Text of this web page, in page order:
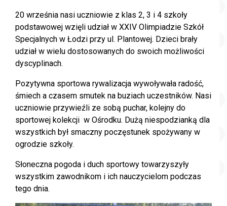
20 września nasi uczniowie z klas 2, 3 i 4 szkoły
podstawowej wzięli udział w XXIV Olimpiadzie Szkół
Specjalnych w Łodzi przy ul. Plantowej. Dzieci brały
udział w wielu dostosowanych do swoich możliwości
dyscyplinach.
Pozytywna sportowa rywalizacja wywoływała radość,
śmiech a czasem smutek na buziach uczestników. Nasi
uczniowie przywieźli ze sobą puchar, kolejny do
sportowej kolekcji w Ośrodku. Dużą niespodzianką dla
wszystkich był smaczny poczęstunek spożywany w
ogrodzie szkoły.
Słoneczna pogoda i duch sportowy towarzyszyły
wszystkim zawodnikom i ich nauczycielom podczas
tego dnia.